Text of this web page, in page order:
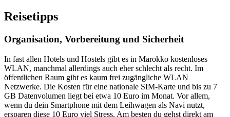
Reisetipps
Organisation, Vorbereitung und Sicherheit
In fast allen Hotels und Hostels gibt es in Marokko kostenloses
WLAN, manchmal allerdings auch eher schlecht als recht. Im
öffentlichen Raum gibt es kaum frei zugängliche WLAN
Netzwerke. Die Kosten für eine nationale SIM-Karte und bis zu 7
GB Datenvolumen liegt bei etwa 10 Euro im Monat. Vor allem,
wenn du dein Smartphone mit dem Leihwagen als Navi nutzt,
ersparen diese 10 Euro viel Stress. Am besten du gehst direkt am